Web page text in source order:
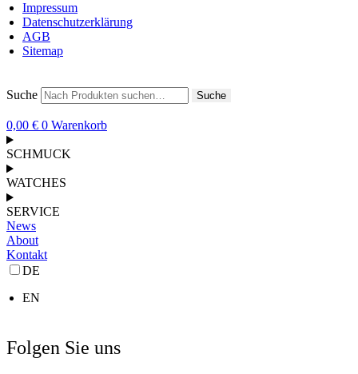
Impressum
Datenschutzerklärung
AGB
Sitemap
Suche Suche
0,00 € 0 Warenkorb
SCHMUCK
WATCHES
SERVICE
News
About
Kontakt
DE
EN
Folgen Sie uns